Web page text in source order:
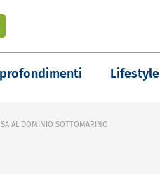
Lifestyle
AL DOMINIO SOTTOMARINO